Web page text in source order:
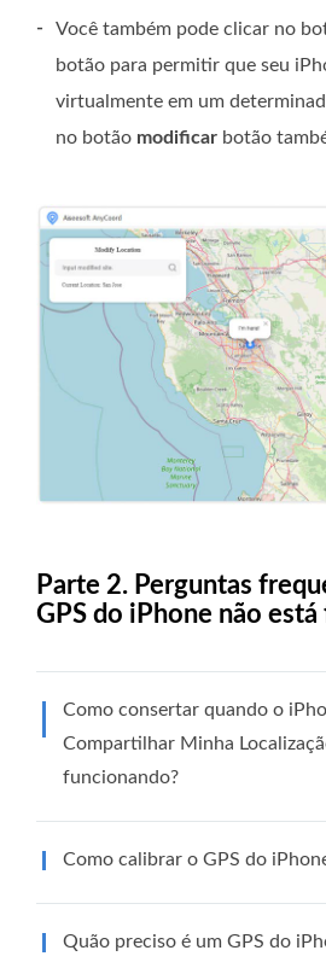
- Você também pode clicar no
botão para permitir que seu
virtualmente em um
no botão modificar botão
Parte 2. Perguntas
GPS do iPhone não
Como consertar quando o
Compartilhar Minha
funcionando?
Como calibrar o GPS do
Quão preciso é um GPS do